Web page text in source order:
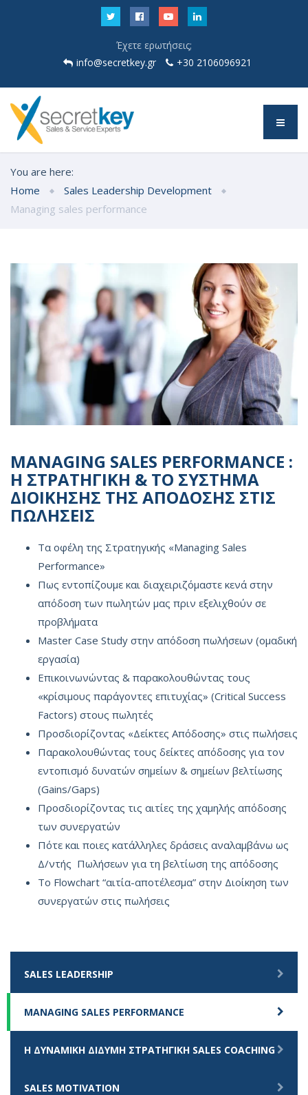
Έχετε ερωτήσεις;
info@secretkey.gr
+30 2106096921
You are here:
Home
Sales Leadership Development
Managing sales performance
MANAGING SALES PERFORMANCE :
Η ΣΤΡΑΤΗΓΙΚΗ & ΤΟ ΣΥΣΤΗΜΑ
ΔΙΟΙΚΗΣΗΣ ΤΗΣ ΑΠΟΔΟΣΗΣ ΣΤΙΣ
ΠΩΛΗΣΕΙΣ
Τα οφέλη της Στρατηγικής «Managing Sales
Performance»
Πως εντοπίζουμε και διαχειριζόμαστε κενά στην
απόδοση των πωλητών μας πριν εξελιχθούν σε
προβλήματα
Master Case Study στην απόδοση πωλήσεων (ομαδική
εργασία)
Επικοινωνώντας & παρακολουθώντας τους
«κρίσιμους παράγοντες επιτυχίας» (Critical Success
Factors) στους πωλητές
Προσδιορίζοντας «Δείκτες Απόδοσης» στις πωλήσεις
Παρακολουθώντας τους δείκτες απόδοσης για τον
εντοπισμό δυνατών σημείων & σημείων βελτίωσης
(Gains/Gaps)
Προσδιορίζοντας τις αιτίες της χαμηλής απόδοσης
των συνεργατών
Πότε και ποιες κατάλληλες δράσεις αναλαμβάνω ως
Δ/ντής Πωλήσεων για τη βελτίωση της απόδοσης
Το Flowchart “αιτία-αποτέλεσμα” στην Διοίκηση των
συνεργατών στις πωλήσεις
SALES LEADERSHIP
MANAGING SALES PERFORMANCE
Η ΔΥΝΑΜΙΚΗ ΔΙΔΥΜΗ ΣΤΡΑΤΗΓΙΚΗ SALES COACHING
SALES MOTIVATION